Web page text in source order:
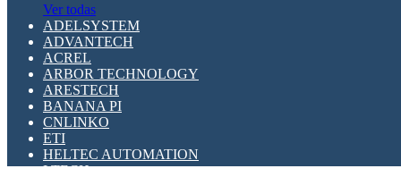
Ver todas
ADELSYSTEM
ADVANTECH
ACREL
ARBOR TECHNOLOGY
ARESTECH
BANANA PI
CNLINKO
ETI
HELTEC AUTOMATION
LTECH